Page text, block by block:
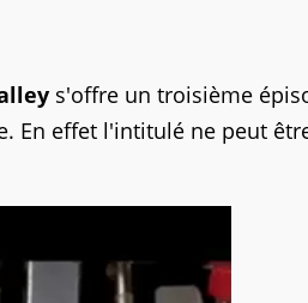
s'offre un troisième
En effet l'intitulé ne peut